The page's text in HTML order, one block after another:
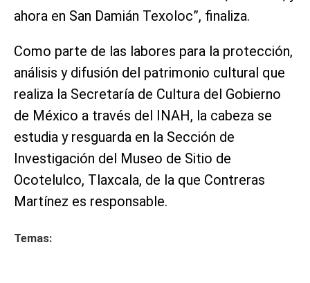
ahora en San Damián Texoloc”, finaliza.
Como parte de las labores para la protección,
análisis y difusión del patrimonio cultural que
realiza la Secretaría de Cultura del Gobierno
de México a través del INAH, la cabeza se
estudia y resguarda en la Sección de
Investigación del Museo de Sitio de
Ocotelulco, Tlaxcala, de la que Contreras
Martínez es responsable.
Temas: